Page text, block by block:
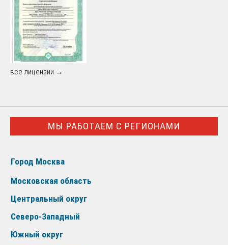
все лицензии →
МЫ РАБОТАЕМ С РЕГИОНАМИ
Город Москва
Московская область
Центральный округ
Северо-Западный
Южный округ